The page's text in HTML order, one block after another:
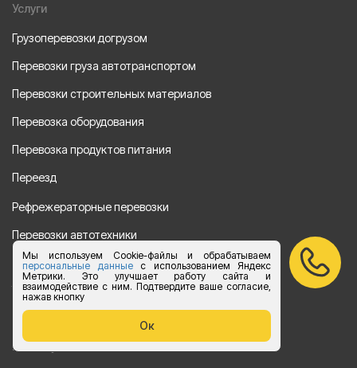
Мы используем Cookie-файлы и обрабатываем
персональные данныес использованием Яндекс
Метрики. Это улучшает работу сайта и
взаимодействие с ним. Подтвердите ваше согласие,
нажав кнопку
Ок
Услуги
Грузоперевозки догрузом
Перевозки груза автотранспортом
Перевозки строительных материалов
Перевозка оборудования
Перевозка продуктов питания
Переезд
Рефрежераторные перевозки
Перевозки автотехники
Перевозка алкогольной продукции
Упаковка груза
Наши направления
Клиенту